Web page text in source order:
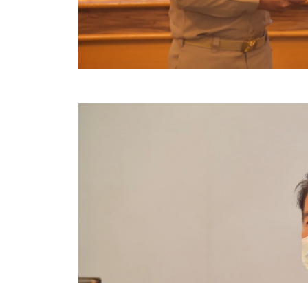
การบริการแบบเบ็ดเสร็จ (One Stop Service)
หนังสือสั่งการ
สรุปผลการปฏิบัติงานประจำเดือน GPS
ITA : การประเมินคุณธรรมและความโปร่งใสในการ